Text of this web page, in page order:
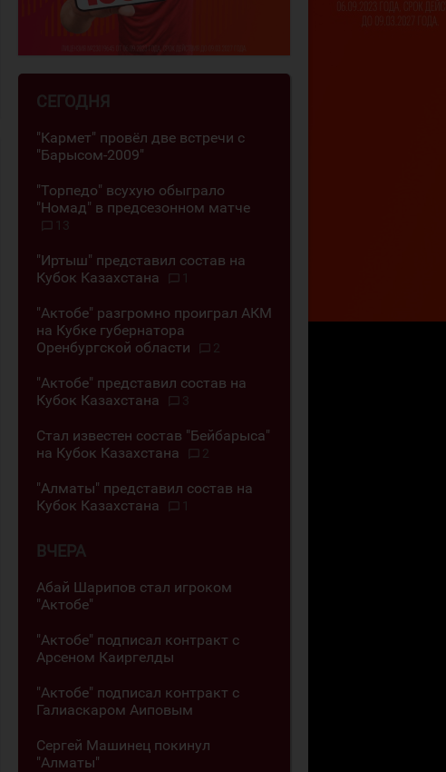
СЕГОДНЯ
"Кармет" провёл две встречи с
"Барысом-2009"
"Торпедо" всухую обыграло
"Номад" в предсезонном матче
13
"Иртыш" представил состав на
Кубок Казахстана
1
"Актобе" разгромно проиграл АКМ
на Кубке губернатора
Оренбургской области
2
"Актобе" представил состав на
Кубок Казахстана
3
Стал известен состав "Бейбарыса"
на Кубок Казахстана
2
"Алматы" представил состав на
Кубок Казахстана
1
ВЧЕРА
Абай Шарипов стал игроком
"Актобе"
"Актобе" подписал контракт с
Арсеном Каиргелды
"Актобе" подписал контракт с
Галиаскаром Аиповым
Сергей Машинец покинул
"Алматы"